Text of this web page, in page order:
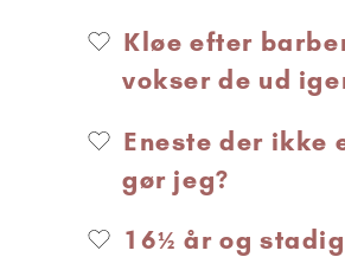
Kløe efter
vokser de ud
Eneste der ikke
gør jeg?
16½ år og